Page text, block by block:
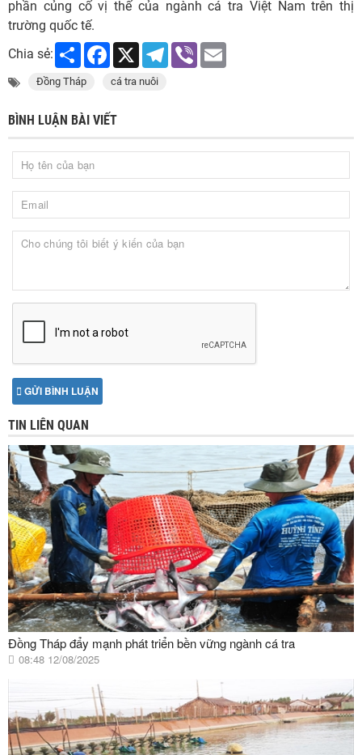
phần củng cố vị thế của ngành cá tra Việt Nam trên thị
trường quốc tế.
Chia sẻ:
Share Facebook
X Telegram
Viber
Đồng Tháp cá tra nuôi
BÌNH LUẬN BÀI VIẾT
GỬI BÌNH LUẬN
TIN LIÊN QUAN
Đồng Tháp đẩy mạnh phát triển bền vững ngành cá tra
08:48 12/08/2025